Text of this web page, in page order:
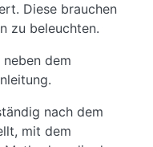
Diese brauchen
zu beleuchten.
dem
nach dem
mit dem